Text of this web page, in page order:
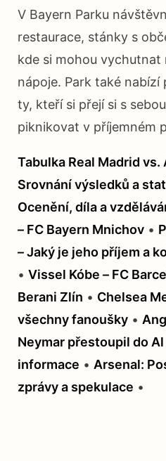
V Bayern Parku
restaurace, stánky s
kde si mohou vychutnat
nápoje. Park také
ty, kteří si přejí si s
piknikovat v příjemném
Tabulka Real Madrid
Srovnání výsledků a
Ocenění, díla a
– FC Bayern Mnichov •
– Jaký je jeho příjem a
• Vissel Kóbe – FC
Berani Zlín • Chelsea
všechny fanoušky •
Neymar přestoupil do
informace • Arsenal:
zprávy a spekulace •